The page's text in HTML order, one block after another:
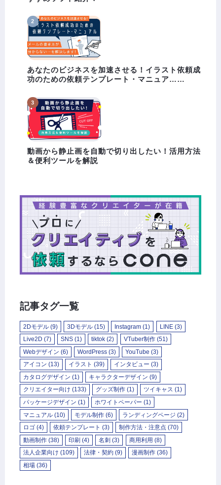
あなたのビジネスを加速させる！イラスト依頼成
功のための依頼テンプレート・マニュア……
動画から静止画を自動で切り出したい！活用方法
＆便利ツールを解説
記事タグ一覧
2Dモデル (9) 3Dモデル (15) Instagram (1) LINE(3)
Live2D (7) SNS (1) tiktok (2) VTuber制作(51)
Webデザイン (6) WordPress (3) YouTube (3)
アイコン (13) イラスト (39) インタビュー (3)
カタログデザイン (1) キャラクターデザイン (9)
クリエイター向け (133) グッズ制作 (1) ツイキャス (1)
パッケージデザイン (1) ホワイトペーパー (1)
マニュアル (10) モデル制作 (6) ランディングページ (2)
ロゴ (4) 依頼テンプレート (3) 制作方法・注意点 (70)
動画制作 (38) 印刷 (4) 名刺 (3) 商用利用 (8)
法人企業向け (109) 法律・契約 (9) 漫画制作 (36)
相場 (36)